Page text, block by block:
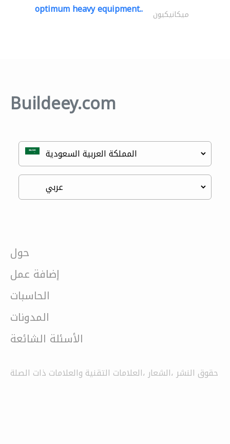
optimum heavy equipment.. ميكانيكيون
Buildeey.com
حول
إضافة عمل
الحاسبات
المدونات
الأسئلة الشائعة
حقوق النشر ،الشعار ،العلامات التقنية والعلامات ذات الصلة